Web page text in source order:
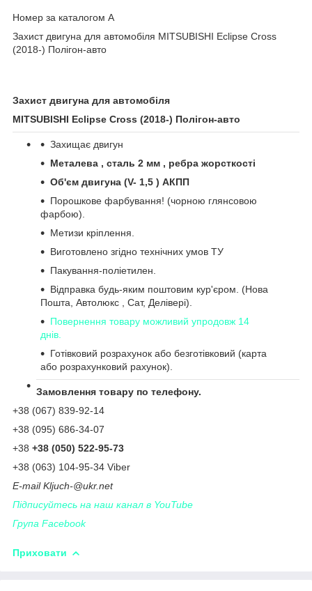
Номер за каталогом A
Захист двигуна для автомобіля MITSUBISHI Eclipse Cross
(2018-) Полігон-авто
Захист двигуна для автомобіля
MITSUBISHI Eclipse Cross (2018-) Полігон-авто
Захищає двигун
Металева , сталь 2 мм , ребра жорсткості
Об'єм двигуна (V- 1,5 ) AКПП
Порошкове фарбування! (чорною глянсовою
фарбою).
Метизи кріплення.
Виготовлено згідно технічних умов ТУ
Пакування-поліетилен.
Відправка будь-яким поштовим кур'єром. (Нова
Пошта, Автолюкс , Сат, Делівері).
Повернення товару можливий упродовж 14
днів.
Готівковий розрахунок або безготівковий (карта
або розрахунковий рахунок).
Замовлення товару по телефону.
+38 (067) 839-92-14
+38 (095) 686-34-07
+38 +38 (050) 522-95-73
+38 (063) 104-95-34 Viber
Е-mail Kljuch-@ukr.net
Підписуйтесь на наш канал в YouTube
Група Facebook
Приховати